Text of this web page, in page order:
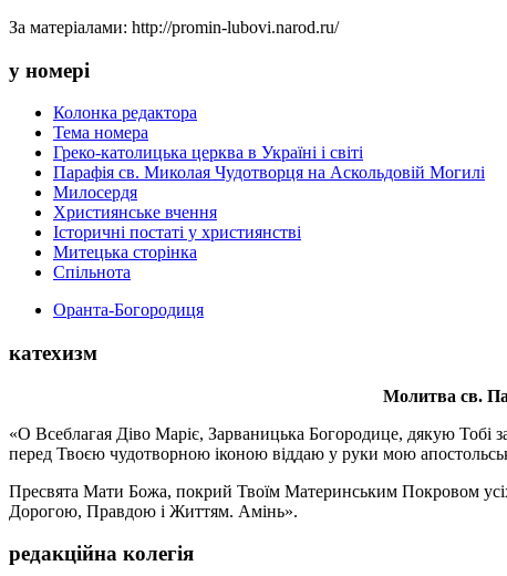
За матеріалами: http://promin-lubovi.narod.ru/
у номері
Колонка редактора
Тема номера
Греко-католицька церква в Україні і світі
Парафія св. Миколая Чудотворця на Аскольдовій Могилі
Милосердя
Християнське вчення
Історичні постаті у християнстві
Митецька сторінка
Спільнота
Оранта-Богородиця
катехизм
Молитва св.
«О Всеблагая Діво Маріє, Зарваницька Богородице, дякую Тобі
перед Твоєю чудотворною іконою віддаю у руки мою
Пресвята Мати Божа, покрий Твоїм Материнським Покровом усіх
Дорогою, Правдою і Життям. Амінь».
редакційна колегія